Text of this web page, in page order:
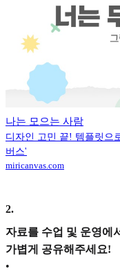
나는 모으는 사람
디자인 고민 끝! 템플릿으
버스'
miricanvas.com
2.
자료를 수업 및 운영에
가볍게 공유해주세요!
•